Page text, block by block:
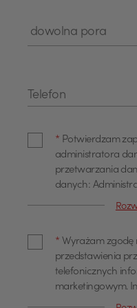
Telefon
* Potwierdzam
administratora
przetwarzania
danych:
Kasa Opieki
skontaktować
222 222 lub
Żubra 1, 01-066
* Wyrażam zgodę
przedstawienia
telefonicznych
marketingowym.
danych Podanie